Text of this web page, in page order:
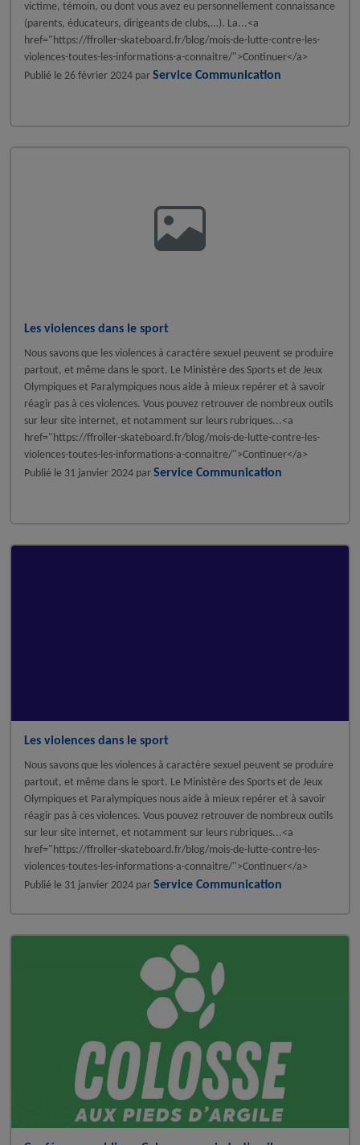
victime, témoin, ou dont vous avez eu personnellement connaissance
(parents, éducateurs, dirigeants de clubs,…). La...<a
href="https://ffroller-skateboard.fr/blog/mois-de-lutte-contre-les-
violences-toutes-les-informations-a-connaitre/">Continuer</a>
Publié le26 février 2024 parService Communication
Les violences dans le sport
Nous savons que les violences à caractère sexuel peuvent se produire
partout, et même dans le sport. Le Ministère des Sports et de Jeux
Olympiques et Paralympiques nous aide à mieux repérer et à savoir
réagir pas à ces violences. Vous pouvez retrouver de nombreux outils
sur leur site internet, et notamment sur leurs rubriques...<a
href="https://ffroller-skateboard.fr/blog/mois-de-lutte-contre-les-
violences-toutes-les-informations-a-connaitre/">Continuer</a>
Publié le 31 janvier 2024 parService Communication
Les violences dans le sport
Nous savons que les violences à caractère sexuel peuvent se produire
partout, et même dans le sport. Le Ministère des Sports et de Jeux
Olympiques et Paralympiques nous aide à mieux repérer et à savoir
réagir pas à ces violences. Vous pouvez retrouver de nombreux outils
sur leur site internet, et notamment sur leurs rubriques...<a
href="https://ffroller-skateboard.fr/blog/mois-de-lutte-contre-les-
violences-toutes-les-informations-a-connaitre/">Continuer</a>
Publié le 31 janvier 2024 parService Communication